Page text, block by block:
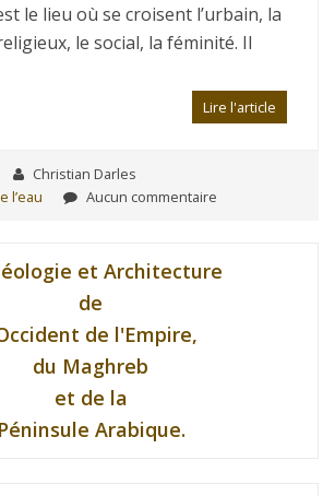
le lieu où se croisent l’urbain, la
le social, la féminité. Il
Lire l'article
Christian Darles
l’eau
Aucun commentaire
et Architecture
de
de l'Empire,
du Maghreb
et de la
Péninsule Arabique.